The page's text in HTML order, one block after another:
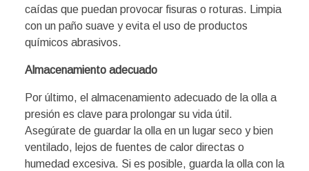
caídas que puedan provocar fisuras o roturas. Limpia
con un paño suave y evita el uso de productos
químicos abrasivos.
Almacenamiento adecuado
Por último, el almacenamiento adecuado de la olla a
presión es clave para prolongar su vida útil.
Asegúrate de guardar la olla en un lugar seco y bien
ventilado, lejos de fuentes de calor directas o
humedad excesiva. Si es posible, guarda la olla con la